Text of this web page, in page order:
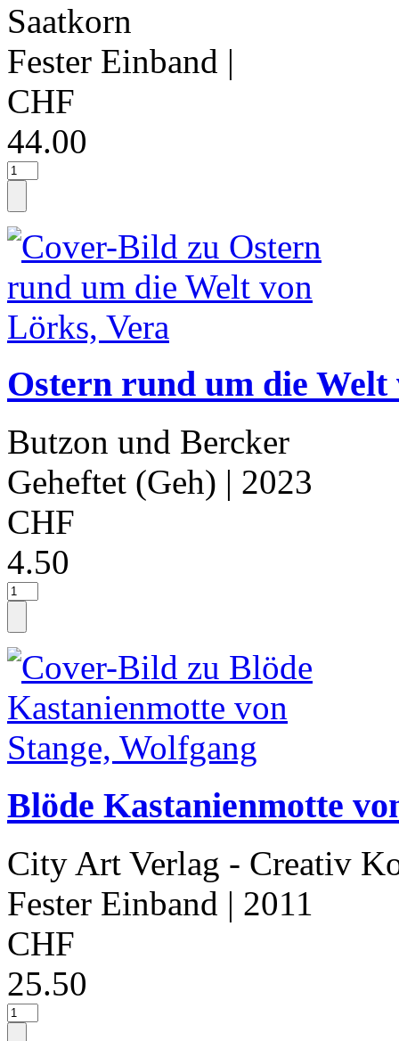
Saatkorn
Fester Einband |
CHF
44.00
Ostern rund um die
Butzon und Bercker
Geheftet (Geh) | 2023
CHF
4.50
Blöde Kastanienmotte
City Art Verlag - Creativ
Fester Einband | 2011
CHF
25.50